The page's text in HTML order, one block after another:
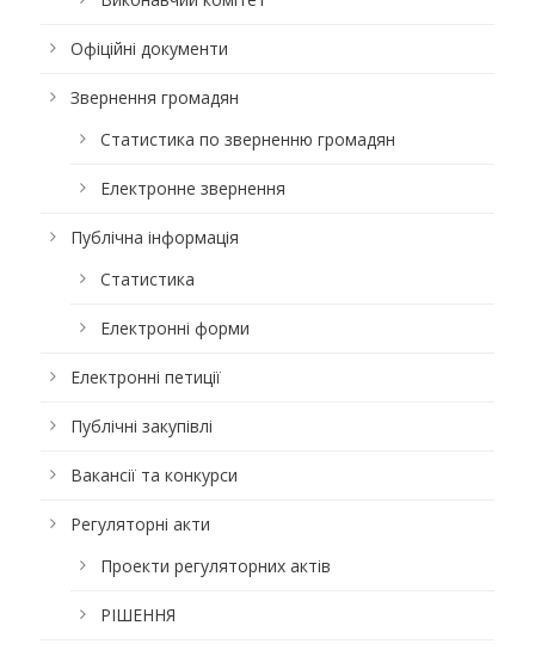
Офіційні документи
Звернення громадян
Статистика по зверненню громадян
Електронне звернення
Публічна інформація
Статистика
Електронні форми
Електронні петиції
Публічні закупівлі
Вакансії та конкурси
Регуляторні акти
Проекти регуляторних актів
РІШЕННЯ